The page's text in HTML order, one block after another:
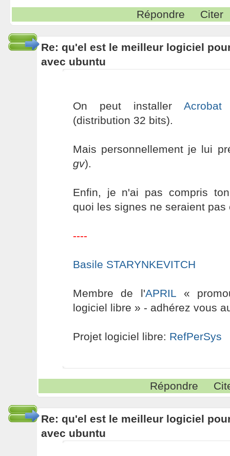
Répondre Citer
Re: qu'el est le meilleur logiciel
avec ubuntu
On peut installer
(distribution 32 bits).
Mais personnellement je lui
gv).
Enfin, je n'ai pas compris
quoi les signes ne seraient pas
----
Basile STARYNKEVITCH
Membre de l'APRIL «
logiciel libre » - adhérez vous
Projet logiciel libre: RefPerSys
Répondre
Re: qu'el est le meilleur logiciel
avec ubuntu